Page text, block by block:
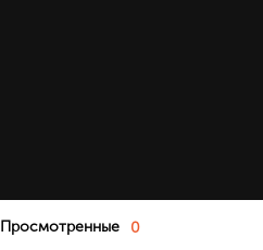
Просмотренные 0